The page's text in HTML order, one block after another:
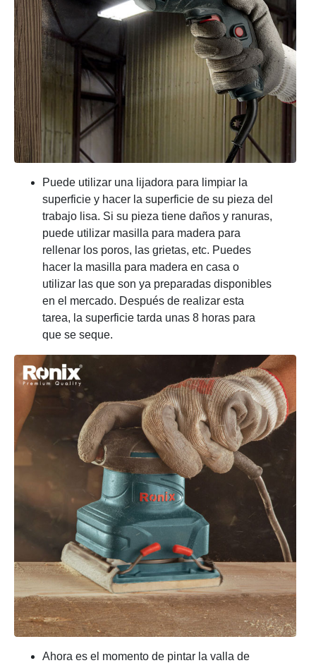
Puede utilizar una lijadora para limpiar la
superficie y hacer la superficie de su pieza del
trabajo lisa. Si su pieza tiene daños y ranuras,
puede utilizar masilla para madera para
rellenar los poros, las grietas, etc. Puedes
hacer la masilla para madera en casa o
utilizar las que son ya preparadas disponibles
en el mercado. Después de realizar esta
tarea, la superficie tarda unas 8 horas para
que se seque.
Ahora es el momento de pintar la valla de